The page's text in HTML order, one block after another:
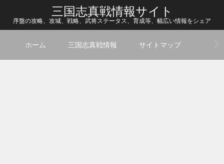
三国志真戦情報サイト
序盤の攻略、攻城、戦略、武将ステータス、育成等、幅広い情報をシェア
ホーム 三国志真戦情報 サイトマップ